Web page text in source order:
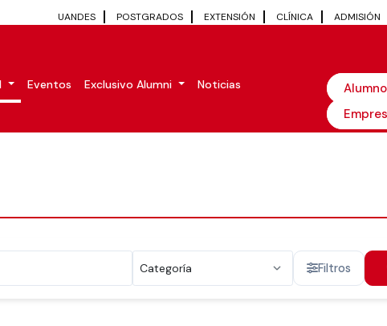
UANDES POSTGRADOS EXTENSIÓN CLÍNICA ADMISIÓN
Eventos Exclusivo Alumni Noticias
Filtros